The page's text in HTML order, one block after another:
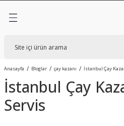
Anasayfa Bloglar çay kazanı İstanbul Çay
İstanbul Çay
Servis
BAKIR ÇAY KAZANLARI
STATİK BOYALI ÇAY
KAZANLARI
SADECE GAZLI ÇAY
KAZANI
SADECE ELEKTRİKLİ ÇAY
KAZANLARI
BAKIR SEMAVER
ÇELİK SEMAVER